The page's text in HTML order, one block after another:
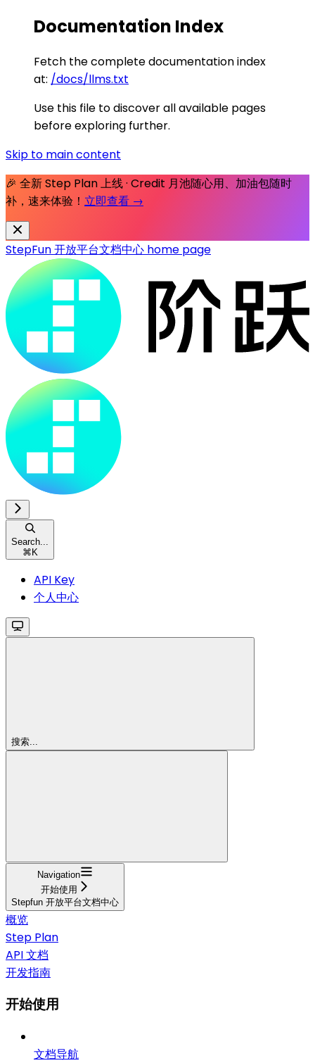
Documentation Index
Fetch the complete documentation index
at: /docs/llms.txt
Use this file to discover all available pages
before exploring further.
Skip to main content
🎉 全新 Step Plan 上线 · Credit 月池随心用、加油包随时
补，速来体验！ 立即查看 →
StepFun 开放平台文档中心 home page
Search...
⌘K
API Key
个人中心
搜索...
Navigation
开始使用
Stepfun 开放平台文档中心
概览
Step Plan
API 文档
开发指南
开始使用
文档导航